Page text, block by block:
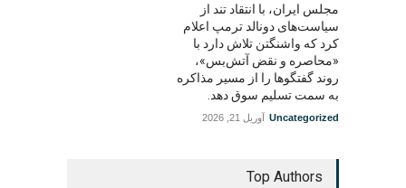
مجلس ایران، با انتقاد تند از
سیاست‌های دونالد ترمپ اعلام
کرد که واشنگتن تلاش دارد با
«محاصره و نقض آتش‌بس»،
روند گفتگوها را از مسیر مذاکره
به سمت تسلیم سوق دهد.
Uncategorized آوریل 21, 2026
Top Authors